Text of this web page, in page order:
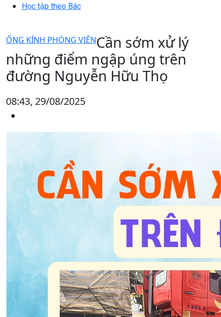
Học tập theo Bác
ỐNG KÍNH PHÓNG VIÊNCần sớm xử lý
những điểm ngập úng trên
đường Nguyễn Hữu Thọ
08:43, 29/08/2025